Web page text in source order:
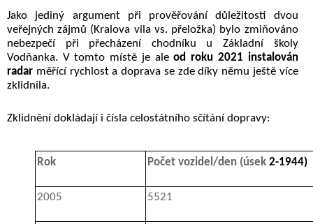
Jako jediný argument při prověřování důležitosti dvou
veřejných zájmů (Kralova vila vs. přeložka) bylo zmiňováno
nebezpečí při přecházení chodníku u Základní školy
Vodňanka. V tomto místě jealeod roku 2021 instalován
radar měřící rychlost a doprava se zde díky němu ještě více
zklidnila.
Zklidnění dokládají i čísla celostátního sčítání dopravy:
Rok Počet vozidel/den (úsek 2-1944)
2005 5521